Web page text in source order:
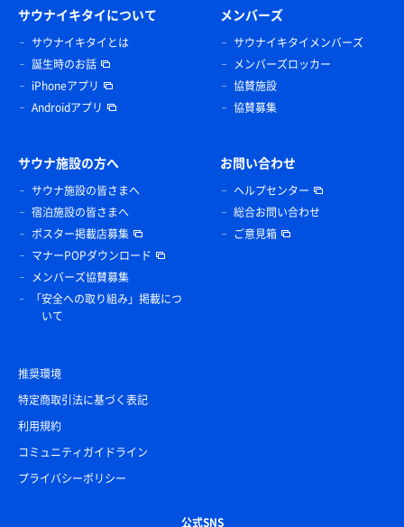
サウナイキタイについて
サウナイキタイとは
誕生時のお話
iPhoneアプリ
Androidアプリ
メンバーズ
サウナイキタイメンバーズ
メンバーズロッカー
協賛施設
協賛募集
サウナ施設の方へ
サウナ施設の皆さまへ
宿泊施設の皆さまへ
ポスター掲載店募集
マナーPOPダウンロード
メンバーズ協賛募集
「安全への取り組み」掲載につ
いて
お問い合わせ
ヘルプセンター
総合お問い合わせ
ご意見箱
推奨環境
特定商取引法に基づく表記
利用規約
コミュニティガイドライン
プライバシーポリシー
公式SNS